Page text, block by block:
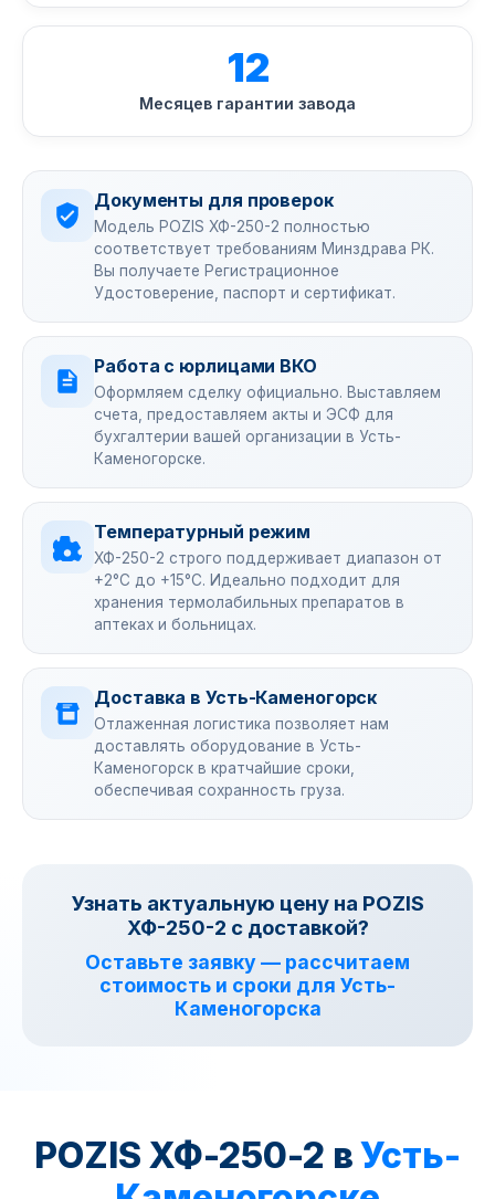
12
Месяцев гарантии завода
Документы для проверок
Модель POZIS ХФ-250-2 полностью
соответствует требованиям Минздрава РК.
Вы получаете Регистрационное
Удостоверение, паспорт и сертификат.
Работа с юрлицами ВКО
Оформляем сделку официально. Выставляем
счета, предоставляем акты и ЭСФ для
бухгалтерии вашей организации в Усть-
Каменогорске.
Температурный режим
ХФ-250-2 строго поддерживает диапазон от
+2°С до +15°С. Идеально подходит для
хранения термолабильных препаратов в
аптеках и больницах.
Доставка в Усть-Каменогорск
Отлаженная логистика позволяет нам
доставлять оборудование в Усть-
Каменогорск в кратчайшие сроки,
обеспечивая сохранность груза.
Узнать актуальную цену на POZIS
ХФ-250-2 с доставкой?
Оставьте заявку — рассчитаем
стоимость и сроки для Усть-
Каменогорска
POZIS ХФ-250-2 вУсть-